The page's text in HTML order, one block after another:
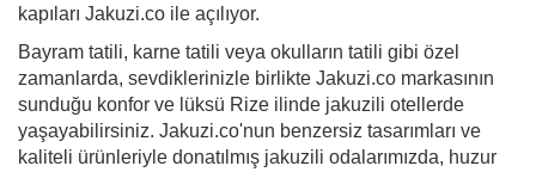
kapıları Jakuzi.co ile açılıyor.
Bayram tatili, karne tatili veya okulların tatili gibi özel
zamanlarda, sevdiklerinizle birlikte Jakuzi.co markasının
sunduğu konfor ve lüksü Rize ilinde jakuzili otellerde
yaşayabilirsiniz. Jakuzi.co'nun benzersiz tasarımları ve
kaliteli ürünleriyle donatılmış jakuzili odalarımızda, huzur